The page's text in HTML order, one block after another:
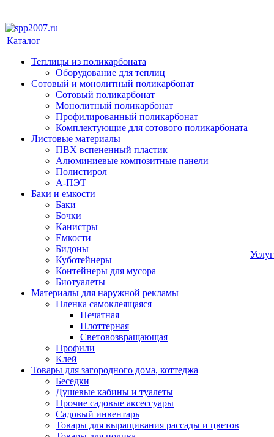
Каталог
Теплицы из поликарбоната
Оборудование для теплиц
Сотовый и монолитный поликарбонат
Сотовый поликарбонат
Монолитный поликарбонат
Профилированный поликарбонат
Комплектующие для сотового поликарбоната
Листовые материалы
ПВХ вспененный пластик
Алюминиевые композитные панели
Полистирол
А-ПЭТ
Баки и емкости
Баки
Бочки
Канистры
Емкости
Бидоны
Куботейнеры
Контейнеры для мусора
Биотуалеты
Материалы для наружной рекламы
Пленка самоклеящаяся
Печатная
Плоттерная
Световозвращающая
Профили
Клей
Товары для загородного дома, коттеджа
Беседки
Душевые кабины и туалеты
Прочие садовые аксессуары
Садовый инвентарь
Товары для выращивания рассады и цветов